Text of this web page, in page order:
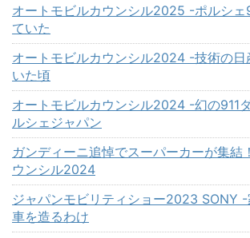
オートモビルカウンシル2025 -ポルシェ
ていた
オートモビルカウンシル2024 -技術の日
いた頃
オートモビルカウンシル2024 -幻の911
ルシェジャパン
ガンディーニ追悼でスーパーカーが集結
ウンシル2024
ジャパンモビリティショー2023 SONY
車を造るわけ